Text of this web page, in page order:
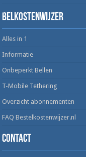
Belkostenwijzer
Alles in 1
Informatie
Onbeperkt Bellen
T-Mobile Tethering
Overzicht abonnementen
FAQ Bestelkostenwijzer.nl
Contact